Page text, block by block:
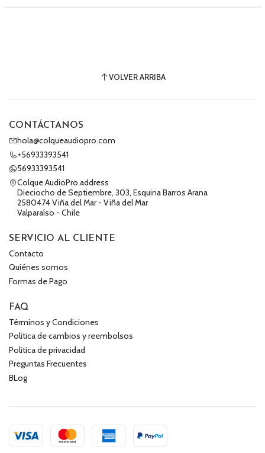
VOLVER ARRIBA
CONTÁCTANOS
hola@colqueaudiopro.com
+56933393541
56933393541
Colque AudioPro address
Dieciocho de Septiembre, 303, Esquina Barros Arana
2580474 Viña del Mar - Viña del Mar
Valparaíso - Chile
SERVICIO AL CLIENTE
Contacto
Quiénes somos
Formas de Pago
FAQ
Términos y Condiciones
Política de cambios y reembolsos
Política de privacidad
Preguntas Frecuentes
BLog